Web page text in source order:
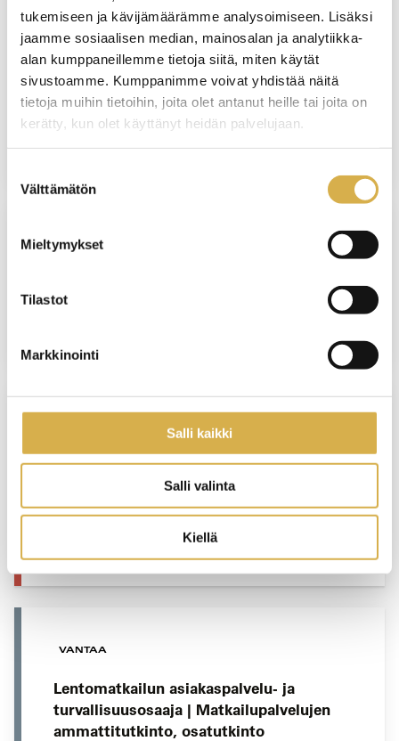
tukemiseen ja kävijämäärämme analysoimiseen. Lisäksi
jaamme sosiaalisen median, mainosalan ja analytiikka-
alan kumppaneillemme tietoja siitä, miten käytät
sivustoamme. Kumppanimme voivat yhdistää näitä
tietoja muihin tietoihin, joita olet antanut heille tai joita on
kerätty, kun olet käyttänyt heidän palvelujaan.
valinta
Välttämätön
Mieltymykset
Tilastot
Markkinointi
Salli kaikki
Salli valinta
Kiellä
VERKKOTOTEUTUS
Assistentti tai sihteeri | Liiketoiminnan
ammattitutkinto, liiketoiminnan
palveluiden osaamisala
VERKKOTOTEUTUS
Kehittämisen ja asiakaskokemuksen
osaamiskokonaisuus | Majoitus- ja
ravitsemisalan esihenkilötyön
erikoisammattitutkinto
VANTAA
Lentomatkailun asiakaspalvelu- ja
turvallisuusosaaja | Matkailupalvelujen
ammattitutkinto, osatutkinto